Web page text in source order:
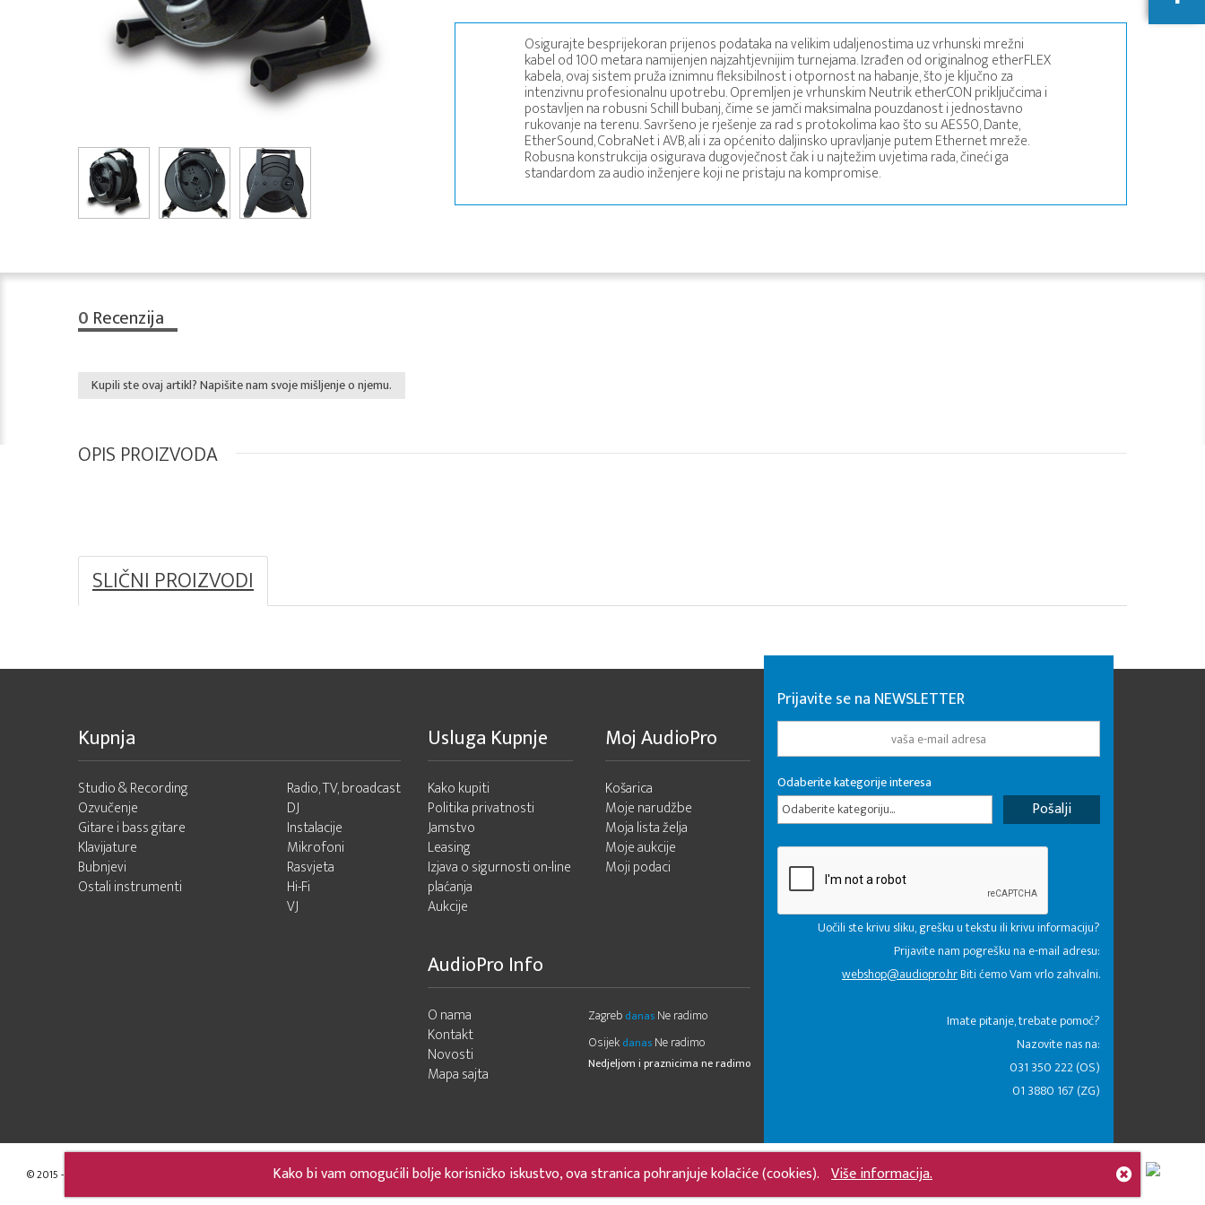
Osigurajte besprijekoran prijenos podataka na velikim udaljenostima uz vrhunski mrežni
kabel od 100 metara namijenjen najzahtjevnijim turnejama. Izrađen od originalnog etherFLEX
kabela, ovaj sistem pruža iznimnu fleksibilnost i otpornost na habanje, što je ključno za
intenzivnu profesionalnu upotrebu. Opremljen je vrhunskim Neutrik etherCON priključcima i
postavljen na robusni Schill bubanj, čime se jamči maksimalna pouzdanost i jednostavno
rukovanje na terenu. Savršeno je rješenje za rad s protokolima kao što su AES50, Dante,
EtherSound, CobraNet i AVB, ali i za općenito daljinsko upravljanje putem Ethernet mreže.
Robusna konstrukcija osigurava dugovječnost čak i u najtežim uvjetima rada, čineći ga
standardom za audio inženjere koji ne pristaju na kompromise.
0 Recenzija
Kupili ste ovaj artikl? Napišite nam svoje mišljenje o njemu.
OPIS PROIZVODA
SLIČNI PROIZVODI
Kako bi vam omogućili bolje korisničko iskustvo, ova stranica pohranjuje kolačiće (cookies). Više informacija.
Kupnja
Studio & Recording
Ozvučenje
Gitare i bass gitare
Klavijature
Bubnjevi
Ostali instrumenti
Radio, TV, broadcast
DJ
Instalacije
Mikrofoni
Rasvjeta
Hi-Fi
VJ
Usluga Kupnje
Kako kupiti
Politika privatnosti
Jamstvo
Leasing
Izjava o sigurnosti on-line
plaćanja
Aukcije
Moj AudioPro
Košarica
Moje narudžbe
Moja lista želja
Moje aukcije
Moji podaci
AudioPro Info
O nama
Kontakt
Novosti
Mapa sajta
Zagreb danas Ne radimo
Osijek danas Ne radimo
Nedjeljom i praznicima ne radimo
Prijavite se na NEWSLETTER
Odaberite kategorije interesa
Odaberite kategoriju...
Uočili ste krivu sliku, grešku u tekstu ili krivu informaciju?
Prijavite nam pogrešku na e-mail adresu:
webshop@audiopro.hrBiti ćemo Vam vrlo zahvalni.
​Imate pitanje, trebate pomoć?
Nazovite nas na:
031 350 222 (OS)
01 3880 167 (ZG)
© 2015 - 2026 Audio Pro Artist Developed by LABNET.RS